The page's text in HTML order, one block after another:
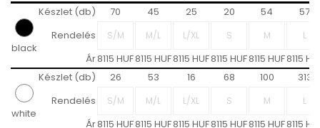
black
Készlet (db) 70 45 25 20 54
57
Rendelés
Ár8115 HUF8115 HUF8115 HUF8115 HUF8115 HUF8115
white
Készlet (db) 26 53 16 68 100
313
Rendelés
Ár8115 HUF8115 HUF8115 HUF8115 HUF8115 HUF8115